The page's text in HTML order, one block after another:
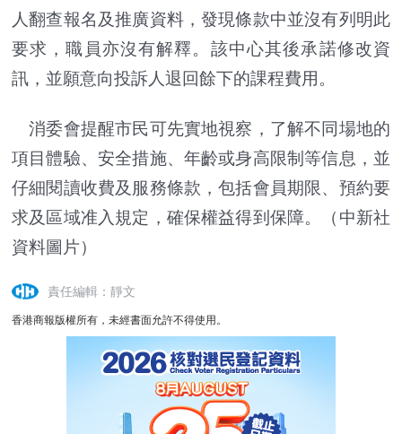
人翻查報名及推廣資料，發現條款中並沒有列明此
要求，職員亦沒有解釋。該中心其後承諾修改資
訊，並願意向投訴人退回餘下的課程費用。
消委會提醒市民可先實地視察，了解不同場地的
項目體驗、安全措施、年齡或身高限制等信息，並
仔細閱讀收費及服務條款，包括會員期限、預約要
求及區域准入規定，確保權益得到保障。（中新社
資料圖片）
責任編輯：靜文
香港商報版權所有，未經書面允許不得使用。